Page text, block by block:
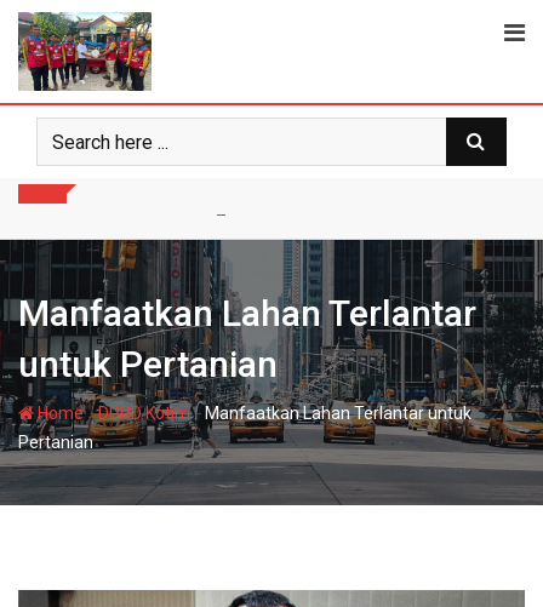
Skip
content
Manfaatkan Lahan Terlantar
untuk Pertanian
Home-DPRD Kotim-Manfaatkan Lahan Terlantar untuk
Pertanian